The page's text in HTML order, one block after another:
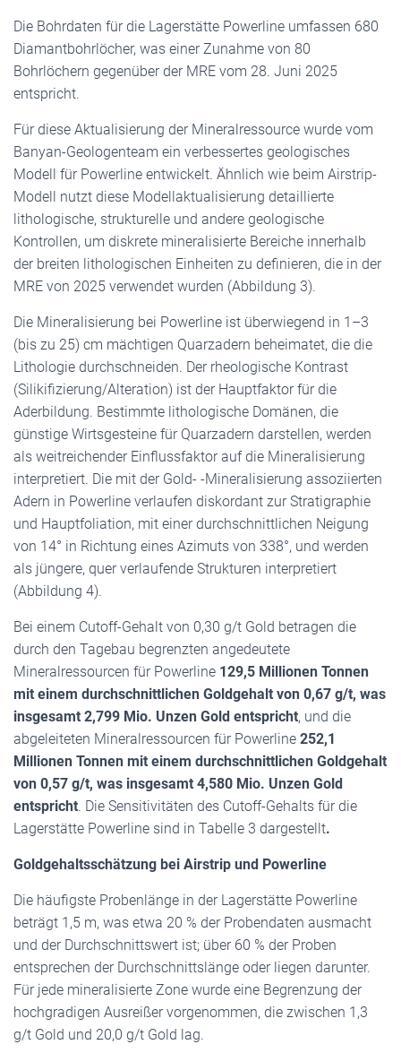
Die Bohrdaten für die Lagerstätte Powerline umfassen 680
Diamantbohrlöcher, was einer Zunahme von 80
Bohrlöchern gegenüber der MRE vom 28. Juni 2025
entspricht.
Für diese Aktualisierung der Mineralressource wurde vom
Banyan-Geologenteam ein verbessertes geologisches
Modell für Powerline entwickelt. Ähnlich wie beim Airstrip-
Modell nutzt diese Modellaktualisierung detaillierte
lithologische, strukturelle und andere geologische
Kontrollen, um diskrete mineralisierte Bereiche innerhalb
der breiten lithologischen Einheiten zu definieren, die in der
MRE von 2025 verwendet wurden (Abbildung 3).
Die Mineralisierung bei Powerline ist überwiegend in 1–3
(bis zu 25) cm mächtigen Quarzadern beheimatet, die die
Lithologie durchschneiden. Der rheologische Kontrast
(Silikifizierung/Alteration) ist der Hauptfaktor für die
Aderbildung. Bestimmte lithologische Domänen, die
günstige Wirtsgesteine für Quarzadern darstellen, werden
als weitreichender Einflussfaktor auf die Mineralisierung
interpretiert. Die mit der Gold- -Mineralisierung assoziierten
Adern in Powerline verlaufen diskordant zur Stratigraphie
und Hauptfoliation, mit einer durchschnittlichen Neigung
von 14° in Richtung eines Azimuts von 338°, und werden
als jüngere, quer verlaufende Strukturen interpretiert
(Abbildung 4).
Bei einem Cutoff-Gehalt von 0,30 g/t Gold betragen die
durch den Tagebau begrenzten angedeutete
Mineralressourcen für Powerline 129,5 Millionen Tonnen
mit einem durchschnittlichen Goldgehalt von 0,67 g/t, was
insgesamt 2,799 Mio. Unzen Gold entspricht, und die
abgeleiteten Mineralressourcen für Powerline 252,1
Millionen Tonnen mit einem durchschnittlichen Goldgehalt
von 0,57 g/t, was insgesamt 4,580 Mio. Unzen Gold
entspricht. Die Sensitivitäten des Cutoff-Gehalts für die
Lagerstätte Powerline sind in Tabelle 3 dargestellt.
Goldgehaltsschätzung bei Airstrip und Powerline
Die häufigste Probenlänge in der Lagerstätte Powerline
beträgt 1,5 m, was etwa 20 % der Probendaten ausmacht
und der Durchschnittswert ist; über 60 % der Proben
entsprechen der Durchschnittslänge oder liegen darunter.
Für jede mineralisierte Zone wurde eine Begrenzung der
hochgradigen Ausreißer vorgenommen, die zwischen 1,3
g/t Gold und 20,0 g/t Gold lag.